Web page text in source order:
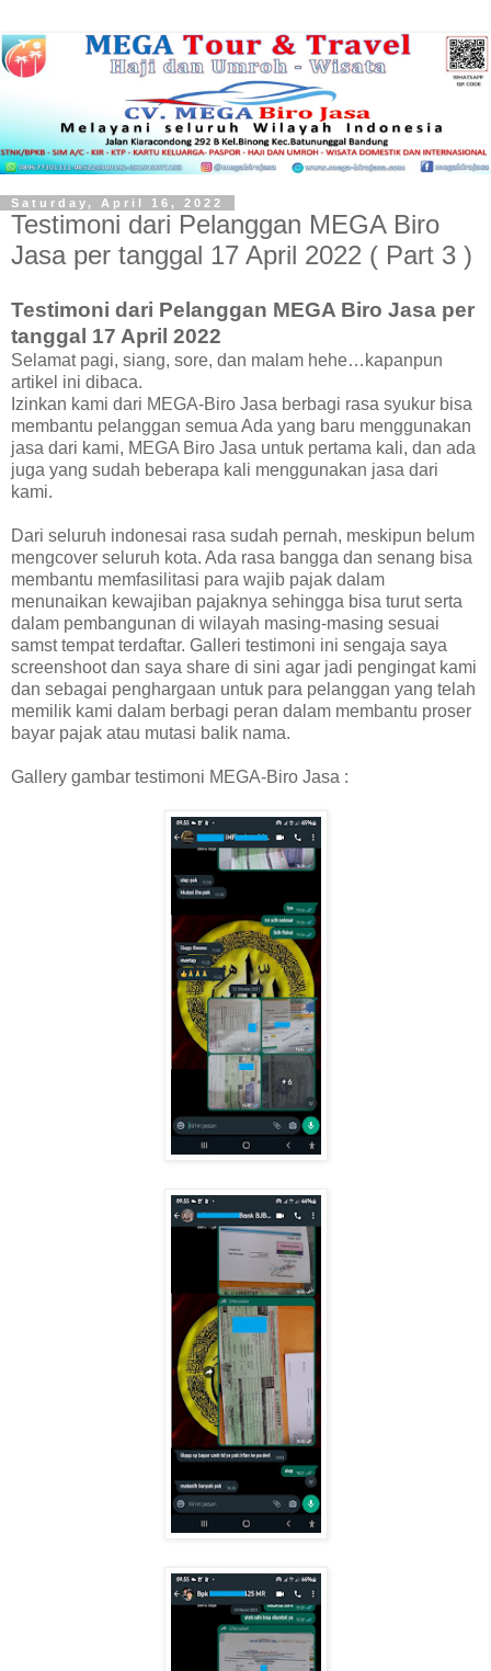
Saturday, April 16, 2022
Testimoni dari Pelanggan MEGA Biro
Jasa per tanggal 17 April 2022 ( Part 3 )
Testimoni dari Pelanggan MEGA Biro Jasa per
tanggal 17 April 2022
Selamat pagi, siang, sore, dan malam hehe…kapanpun
artikel ini dibaca.
Izinkan kami dari MEGA-Biro Jasa berbagi rasa syukur bisa
membantu pelanggan semua Ada yang baru menggunakan
jasa dari kami, MEGA Biro Jasa untuk pertama kali, dan ada
juga yang sudah beberapa kali menggunakan jasa dari
kami.
Dari seluruh indonesai rasa sudah pernah, meskipun belum
mengcover seluruh kota. Ada rasa bangga dan senang bisa
membantu memfasilitasi para wajib pajak dalam
menunaikan kewajiban pajaknya sehingga bisa turut serta
dalam pembangunan di wilayah masing-masing sesuai
samst tempat terdaftar. Galleri testimoni ini sengaja saya
screenshoot dan saya share di sini agar jadi pengingat kami
dan sebagai penghargaan untuk para pelanggan yang telah
memilik kami dalam berbagi peran dalam membantu proser
bayar pajak atau mutasi balik nama.
Gallery gambar testimoni MEGA-Biro Jasa :